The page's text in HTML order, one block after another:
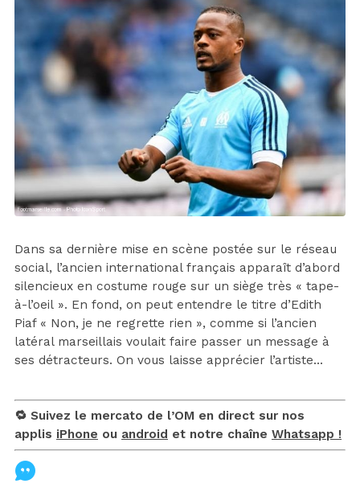
Dans sa dernière mise en scène postée sur le réseau
social, l’ancien international français apparaît d’abord
silencieux en costume rouge sur un siège très « tape-
à-l’oeil ». En fond, on peut entendre le titre d’Edith
Piaf « Non, je ne regrette rien », comme si l’ancien
latéral marseillais voulait faire passer un message à
ses détracteurs. On vous laisse apprécier l’artiste…
🔁 Suivez le mercato de l’OM en direct sur nos
applis iPhone ou android et notre chaîne Whatsapp !